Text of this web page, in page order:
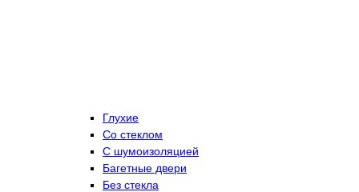
Глухие
Со стеклом
C шумоизоляцией
Багетные двери
Без стекла